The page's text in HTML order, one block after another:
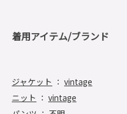
着用アイテム/ブランド
ジャケット ： vintage
ニット ： vintage